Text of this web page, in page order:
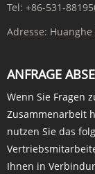
Tel: +86-531-
Adresse: Huanghe
ANFRAGE
Wenn Sie Fragen
Zusammenarbeit
nutzen Sie das
Ihnen in